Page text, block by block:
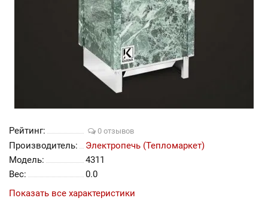
Рейтинг: 0 отзывов
Производитель:
Электропечь (Тепломаркет)
Модель:
4311
Вес:
0.0
Показать все характеристики